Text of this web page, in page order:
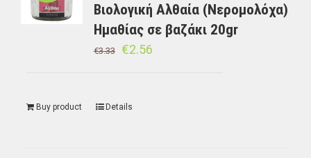
Βιολογική Αλθαία (Νερομολόχα)
Ημαθίας σε βαζάκι 20gr
€3.33 €2.56
Buy product Details